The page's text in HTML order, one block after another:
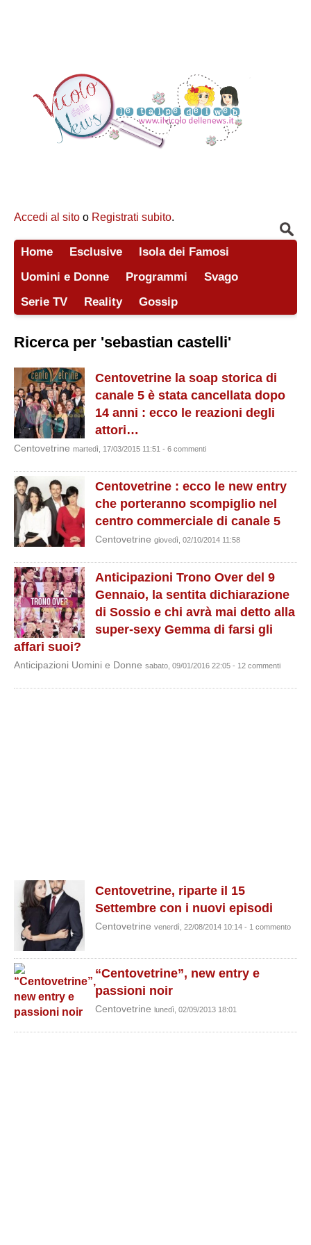
Accedi al sito o Registrati subito.
Home Esclusive
Isola dei Famosi
Uomini e Donne
Programmi
Svago
Serie TV
Reality Gossip
Ricerca per 'sebastian castelli'
Centovetrine la soap storica di
canale 5 è stata cancellata dopo
14 anni : ecco le reazioni degli
attori…
Centovetrine martedì, 17/03/2015 11:51 - 6 commenti
Centovetrine : ecco le new entry
che porteranno scompiglio nel
centro commerciale di canale 5
Centovetrine giovedì, 02/10/2014 11:58
Anticipazioni Trono Over del 9
Gennaio, la sentita dichiarazione
di Sossio e chi avrà mai detto alla
super-sexy Gemma di farsi gli
affari suoi?
Anticipazioni Uomini e Donne sabato, 09/01/2016 22:05 - 12 commenti
Centovetrine, riparte il 15
Settembre con i nuovi episodi
Centovetrine venerdì, 22/08/2014 10:14 - 1 commento
“Centovetrine”, new entry e
passioni noir
Centovetrine lunedì, 02/09/2013 18:01